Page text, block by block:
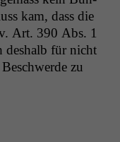
kam, dass die
Art. 390 Abs. 1
deshalb für nicht
zu
speichern
Daten ab,